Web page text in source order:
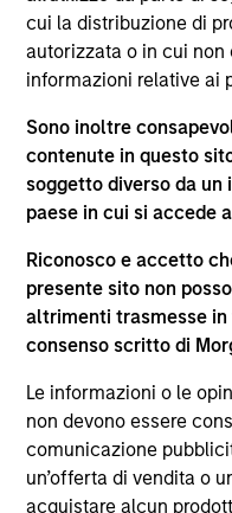
cui la distribuzione di
autorizzata o in cui
informazioni relative ai
Sono inoltre
contenute in questo
soggetto diverso da
paese in cui si accede
Riconosco e accetto
presente sito non
altrimenti trasmesse
consenso scritto di
Le informazioni o le
non devono essere
comunicazione
un’offerta di vendita o
acquistare alcun
relazione semestrale
documenti disponibili
https://
a titolo gratuito presso
L-2633 Senningerberg,
Le informazioni relative
Comparto e una sintesi
disponibili sul sito web
Inoltre, gli investitori
visione del “Modulo
Application Form),
supplementari per Hong
Hong Kong Investors”)
in lingua tedesca del
documento contenente
investitori (KID o KIID),
annuali e semestrali e
essere ottenute dal
rappresentante in